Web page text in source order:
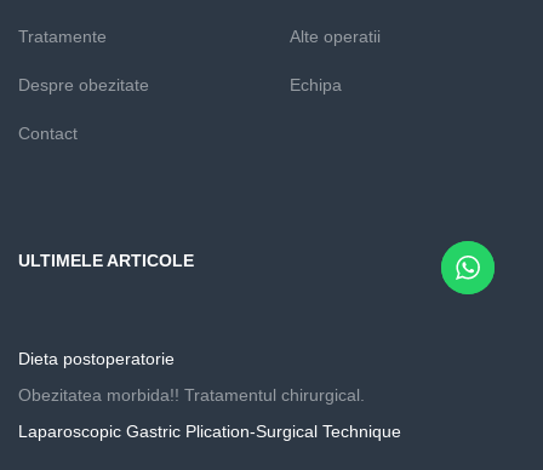
Tratamente Alte operatii
Despre obezitate Echipa
Contact
ULTIMELE ARTICOLE
Dieta postoperatorie
Obezitatea morbida!! Tratamentul chirurgical.
Laparoscopic Gastric Plication-Surgical Technique